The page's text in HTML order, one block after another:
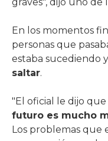
En los momentos
personas que
estaba sucediendo y
saltar.
"El oficial le dijo
futuro es mucho
Los problemas que